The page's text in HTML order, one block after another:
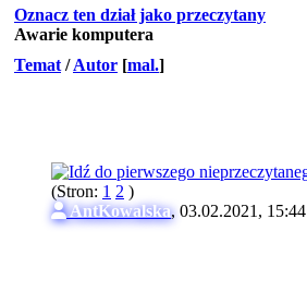
Oznacz ten dział jako przeczytany
Awarie komputera
Temat /Autor [mal.]
(Stron: 1 2 )
AntKowalska, 03.02.2021, 15:44